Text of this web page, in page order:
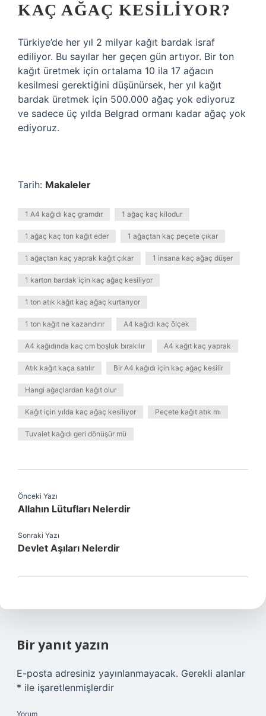
KAÇ AĞAÇ KESILIYOR?
Türkiye’de her yıl 2 milyar kağıt bardak israf
ediliyor. Bu sayılar her geçen gün artıyor. Bir ton
kağıt üretmek için ortalama 10 ila 17 ağacın
kesilmesi gerektiğini düşünürsek, her yıl kağıt
bardak üretmek için 500.000 ağaç yok ediyoruz
ve sadece üç yılda Belgrad ormanı kadar ağaç yok
ediyoruz.
Tarih: Makaleler
1 A4 kağıdı kaç gramdır 1 ağaç kaç kilodur
1 ağaç kaç ton kağıt eder 1 ağaçtan kaç peçete çıkar
1 ağaçtan kaç yaprak kağıt çıkar 1 insana kaç ağaç düşer
1 karton bardak için kaç ağaç kesiliyor
1 ton atık kağıt kaç ağaç kurtarıyor
1 ton kağıt ne kazandırır A4 kağıdı kaç ölçek
A4 kağıdında kaç cm boşluk bırakılır A4 kağıt kaç yaprak
Atık kağıt kaça satılır Bir A4 kağıdı için kaç ağaç kesilir
Hangi ağaçlardan kağıt olur
Kağıt için yılda kaç ağaç kesiliyor Peçete kağıt atık mı
Tuvalet kağıdı geri dönüşür mü
Önceki Yazı
Allahın Lütufları Nelerdir
Sonraki Yazı
Devlet Aşıları Nelerdir
Bir yanıt yazın
E-posta adresiniz yayınlanmayacak. Gerekli alanlar
* ile işaretlenmişlerdir
Yorum